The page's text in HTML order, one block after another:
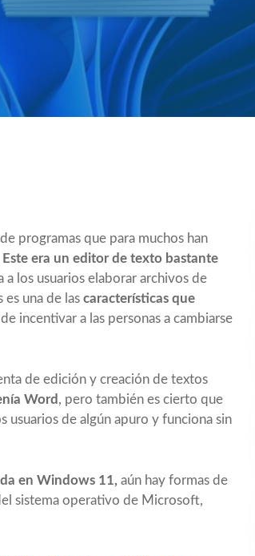
programas que para muchos han
Este era un editor de texto bastante
a los usuarios elaborar archivos de
es una de las características que
incentivar a las personas a cambiarse
de edición y creación de textos
Word , pero también es cierto que
usuarios de algún apuro y funciona sin
en Windows 11, aún hay formas de
sistema operativo de Microsoft,